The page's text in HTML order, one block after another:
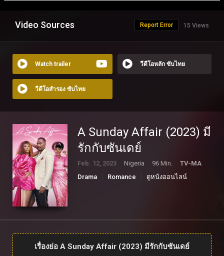
Video Sources 15 Views
Report Error
Watch trailer วีดีโอหลัก ซับไทย
วีดีโอสำรอง ซับไทย
A Sunday Affair (2023) มี
รักกับซันเดย์
Feb. 12, 2023 Nigeria 96 Min.
TV-MA
Drama
Romance ดูหนังออนไลน์
เรื่องย่อ A Sunday Affair (2023) มีรักกับซันเดย์